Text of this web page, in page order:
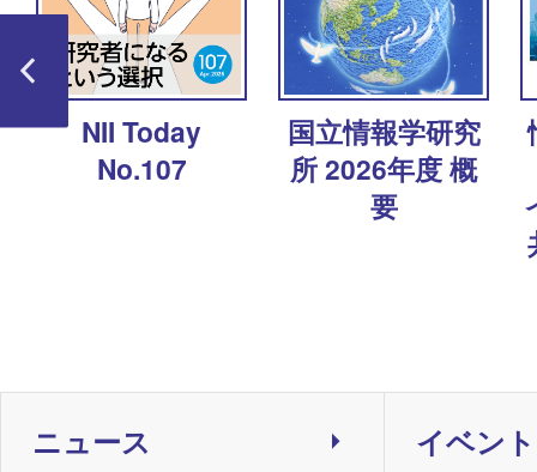
NII Today
No.107
国立情報学研究
所 2026年度 概
要
ニュース イベント